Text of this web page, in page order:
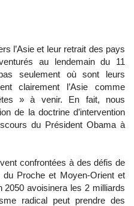
l’Asie et leur retrait des pays
au lendemain du 11
seulement où sont leurs
clairement l’Asie comme
» à venir. En fait, nous
de la doctrine d’intervention
du Président Obama à
confrontées à des défis de
Proche et Moyen-Orient et
2050 avoisinera les 2 milliards
radical peut prendre des